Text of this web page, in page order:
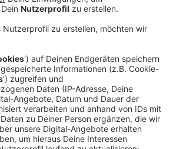
sanierungsbedürftig. Jedes
immense Betriebskosten. Sie zu
zu teuer für die Stadt. Der Stadtrat
dafür ausgesprochen, einen
Das erfordert
Beratungen und schließlich die